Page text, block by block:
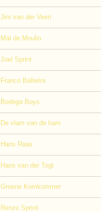
Jim van der Veen
Mal de Moulin
Joel Sprint
Franco Ballerini
Bodega Boys
De vlam van de ham
Hans Raas
Hans van der Togt
Groene Komkommer
Renzo Sprint